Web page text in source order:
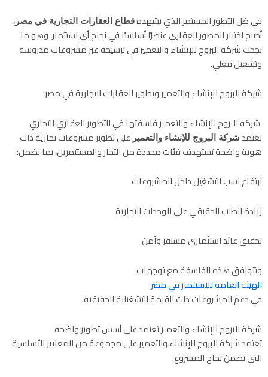
في ظل التطور المستمر الذي يشهدهقطاع العقارات التجارية في مصر ،
أصبح اختيار المطور العقاري عنصرًا أساسيًا في نجاح أي استثمار، وهو ما
نجحت شركة البروج للإنشاء والتعمير في ترسيخه عبر مشروعات مدروسة
وتشغيل فعلي.
شركة البروج للإنشاء والتعمير وتطوير العقارات التجارية في مصر
شركة البروج للإنشاء والتعمير فلسفتها في التطوير العقاري التجاري
تعتمد شركة البروج للإنشاء والتعمير على تطوير مشروعات تجارية ذات
هوية واضحة تستهدف فئات محددة من التجار والمستثمرين، بما يضمن:
ارتفاع نسب التشغيل داخل المشروعات
زيادة الطلب الحقيقي على الوحدات التجارية
تحقيق عائد استثماري مستقر وآمن
وتتوافق هذه الفلسفة مع توجهات
الهيئة العامة للاستثمار في مصر
في دعم المشروعات ذات القيمة التشغيلية الحقيقية.
شركة البروج للإنشاء والتعمير تعتمد على أسس تطوير واضحه
تعتمد شركة البروج للإنشاء والتعمير على مجموعة من المعايير الأساسية
التي تضمن نجاح المشروع: